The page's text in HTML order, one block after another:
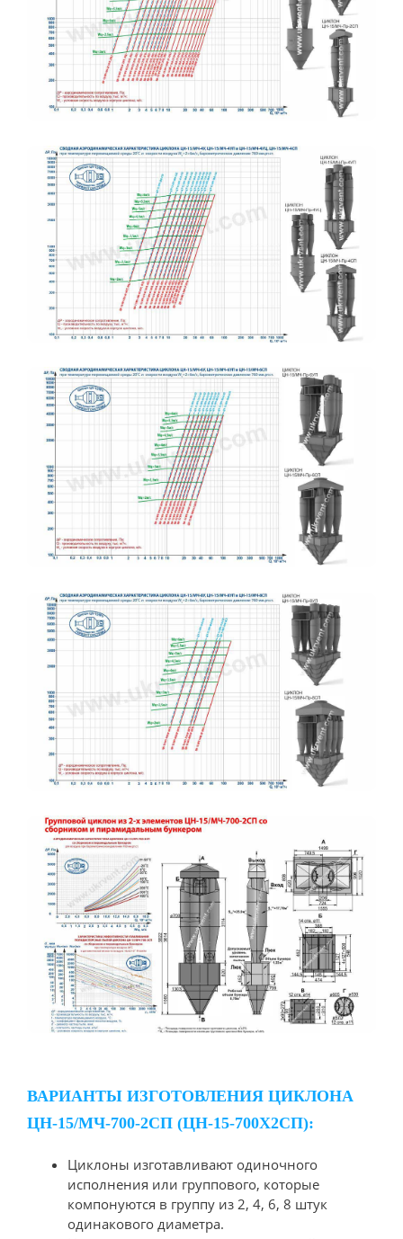
ВАРИАНТЫ ИЗГОТОВЛЕНИЯ ЦИКЛОНА
ЦН-15/МЧ-700-2СП (ЦН-15-700Х2СП):
Циклоны изготавливают одиночного
исполнения или группового, которые
компонуются в группу из 2, 4, 6, 8 штук
одинакового диаметра.